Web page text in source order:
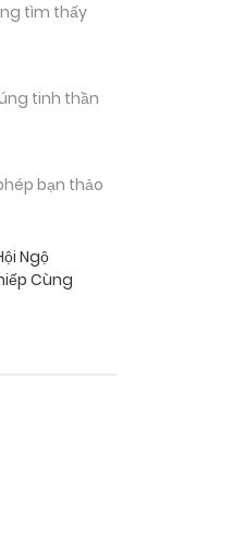
tìm thấy
tinh thần
bạn thảo
Ngộ
Cùng